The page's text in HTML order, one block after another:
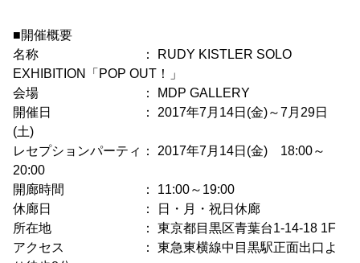
■開催概要
名称 ： RUDY KISTLER SOLO
EXHIBITION「POP OUT！」
会場 ： MDP GALLERY
開催日 ： 2017年7月14日(金)～7月29日
(土)
レセプションパーティ： 2017年7月14日(金) 18:00～
20:00
開廊時間 ： 11:00～19:00
休廊日 ： 日・月・祝日休廊
所在地 ： 東京都目黒区青葉台1-14-18 1F
アクセス ： 東急東横線中目黒駅正面出口よ